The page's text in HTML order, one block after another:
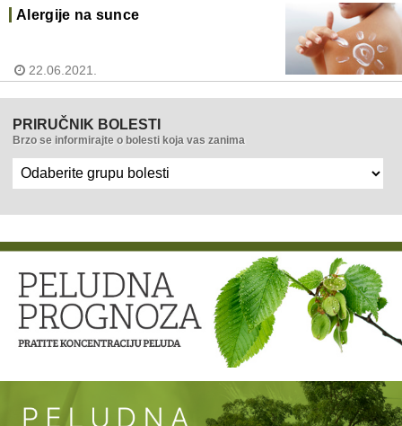
Alergije na sunce
22.06.2021.
PRIRUČNIK BOLESTI
Brzo se informirajte o bolesti koja vas zanima